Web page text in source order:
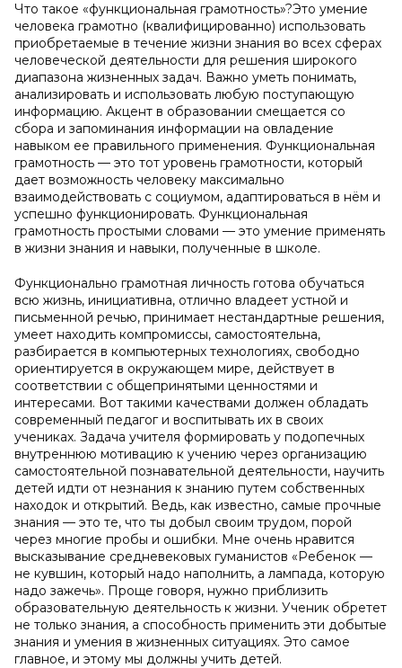
Что такое «функциональная грамотность»?Это умение
человека грамотно (квалифицированно) использовать
приобретаемые в течение жизни знания во всех сферах
человеческой деятельности для решения широкого
диапазона жизненных задач. Важно уметь понимать,
анализировать и использовать любую поступающую
информацию. Акцент в образовании смещается со
сбора и запоминания информации на овладение
навыком ее правильного применения. Функциональная
грамотность — это тот уровень грамотности, который
дает возможность человеку максимально
взаимодействовать с социумом, адаптироваться в нём и
успешно функционировать. Функциональная
грамотность простыми словами — это умение применять
в жизни знания и навыки, полученные в школе.
Функционально грамотная личность готова обучаться
всю жизнь, инициативна, отлично владеет устной и
письменной речью, принимает нестандартные решения,
умеет находить компромиссы, самостоятельна,
разбирается в компьютерных технологиях, свободно
ориентируется в окружающем мире, действует в
соответствии с общепринятыми ценностями и
интересами. Вот такими качествами должен обладать
современный педагог и воспитывать их в своих
учениках. Задача учителя формировать у подопечных
внутреннюю мотивацию к учению через организацию
самостоятельной познавательной деятельности, научить
детей идти от незнания к знанию путем собственных
находок и открытий. Ведь, как известно, самые прочные
знания — это те, что ты добыл своим трудом, порой
через многие пробы и ошибки. Мне очень нравится
высказывание средневековых гуманистов «Ребенок —
не кувшин, который надо наполнить, а лампада, которую
надо зажечь». Проще говоря, нужно приблизить
образовательную деятельность к жизни. Ученик обретет
не только знания, а способность применить эти добытые
знания и умения в жизненных ситуациях. Это самое
главное, и этому мы должны учить детей.